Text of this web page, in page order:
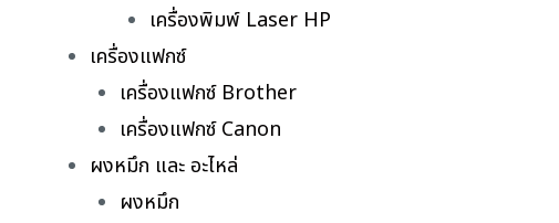
เครื่องพิมพ์ Laser HP
เครื่องแฟกซ์
เครื่องแฟกซ์ Brother
เครื่องแฟกซ์ Canon
ผงหมึก และ อะไหล่
ผงหมึก